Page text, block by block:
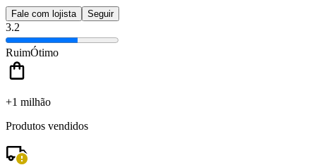
Fale com lojista Seguir
3.2
RuimÓtimo
+1 milhão
Produtos vendidos